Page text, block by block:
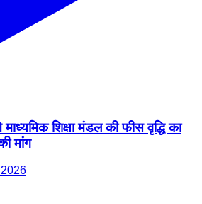
शिक्षा मंडल की फीस वृद्धि का
मांग